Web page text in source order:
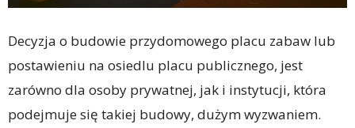
Decyzja o budowie przydomowego placu zabaw lub
postawieniu na osiedlu placu publicznego, jest
zarówno dla osoby prywatnej, jak i instytucji, która
podejmuje się takiej budowy, dużym wyzwaniem.